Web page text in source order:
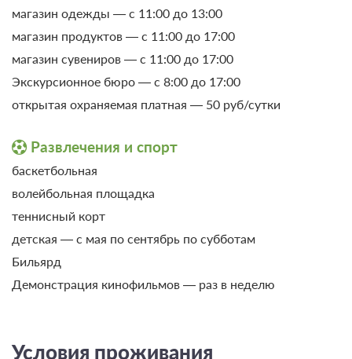
Требуется предоплата
Требуется предоплата
0 фото
люмбаго
остеохондроз позвоночника с корешковым
поражения нервных корешков и сплетений
(невриты, плекситы)
поражения тройничного нерва (неврит и невралгия)
радукулопатия, радикулиты
травмы нервных корешков и сплетений,
спинномозговых нервов, плечевого пояса и верхней
восстановительном периоде (через 3-6 мес)
магазин одежды — с 11:00 до 13:00
магазин продуктов — с 11:00 до 17:00
магазин сувениров — с 11:00 до 17:00
Экскурсионное бюро — с 8:00 до 17:00
открытая охраняемая платная — 50 руб/сутки
Развлечения и спорт
баскетбольная
волейбольная площадка
теннисный корт
детская — с мая по сентябрь по субботам
Бильярд
Демонстрация кинофильмов — раз в неделю
Условия проживания